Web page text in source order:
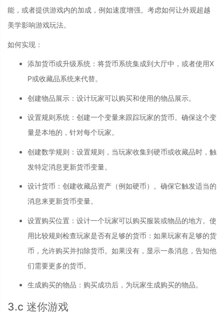
能，或者提供游戏内的加成，例如速度增强。考虑如何让外观超越
美学影响游戏玩法。
如何实现：
添加货币或升级系统 ： 将货币系统集成到大厅中，或者使用X
P或收藏品系统来代替。
创建物品展示 ： 设计玩家可以购买和使用的物品展示。
设置规则系统 ： 创建一个变量来跟踪玩家的货币。确保这个变
量是本地的，针对每个玩家。
创建数学规则 ： 设置规则，当玩家收集到硬币或收藏品时，触
发特定消息更新货币变量。
设计货币 ： 创建收藏品资产（例如硬币）。确保它触发适当的
消息来更新货币变量。
设置购买位置 ： 设计一个玩家可以购买服装或物品的地方。使
用比较规则检查玩家是否有足够的货币：如果玩家有足够的货
币，允许购买并扣除货币。如果没有，显示一条消息，告知他
们需要更多的货币。
生成购买的物品 ： 购买成功后，为玩家生成购买的物品。
3.c 迷你游戏